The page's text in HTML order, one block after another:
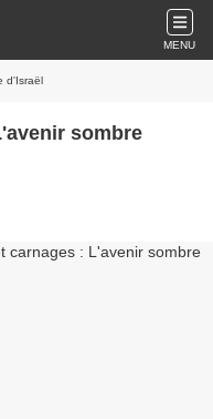
MENU
d'Israël
sombre